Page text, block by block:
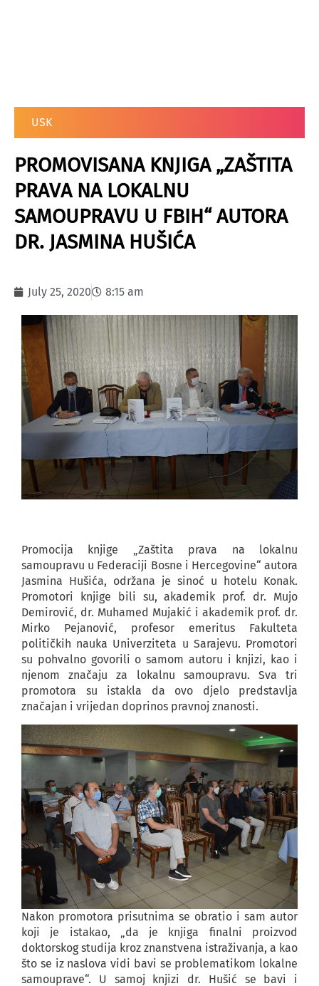
USK
PROMOVISANA KNJIGA „ZAŠTITA
PRAVA NA LOKALNU
SAMOUPRAVU U FBIH“ AUTORA
DR. JASMINA HUŠIĆA
July 25, 2020 8:15 am
Promocija knjige „Zaštita prava na lokalnu
samoupravu u Federaciji Bosne i Hercegovine“ autora
Jasmina Hušića, održana je sinoć u hotelu Konak.
Promotori knjige bili su, akademik prof. dr. Mujo
Demirović, dr. Muhamed Mujakić i akademik prof. dr.
Mirko Pejanović, profesor emeritus Fakulteta
političkih nauka Univerziteta u Sarajevu. Promotori
su pohvalno govorili o samom autoru i knjizi, kao i
njenom značaju za lokalnu samoupravu. Sva tri
promotora su istakla da ovo djelo predstavlja
značajan i vrijedan doprinos pravnoj znanosti.
Nakon promotora prisutnima se obratio i sam autor
koji je istakao, „da je knjiga finalni proizvod
doktorskog studija kroz znanstvena istraživanja, a kao
što se iz naslova vidi bavi se problematikom lokalne
samouprave“. U samoj knjizi dr. Hušić se bavi i